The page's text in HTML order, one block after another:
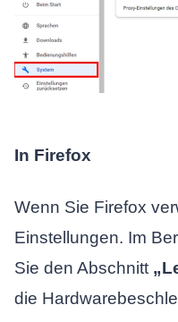
In Firefox
Wenn Sie Firefox
Einstellungen. Im
Sie den Abschnitt
die